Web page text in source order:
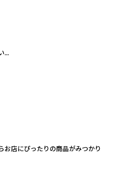
...
お店にぴったりの商品がみつかり